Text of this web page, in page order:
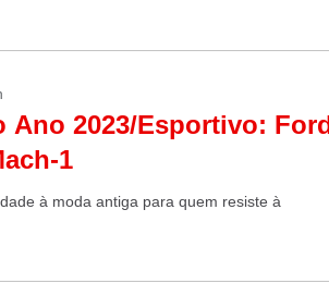
Ano 2023/Esportivo:
1
à moda antiga para quem resiste à